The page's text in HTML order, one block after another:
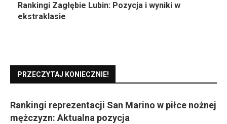
Rankingi Zagłębie Lubin: Pozycja i wyniki w
ekstraklasie
PRZECZYTAJ KONIECZNIE!
Rankingi reprezentacji San Marino w piłce nożnej
mężczyzn: Aktualna pozycja